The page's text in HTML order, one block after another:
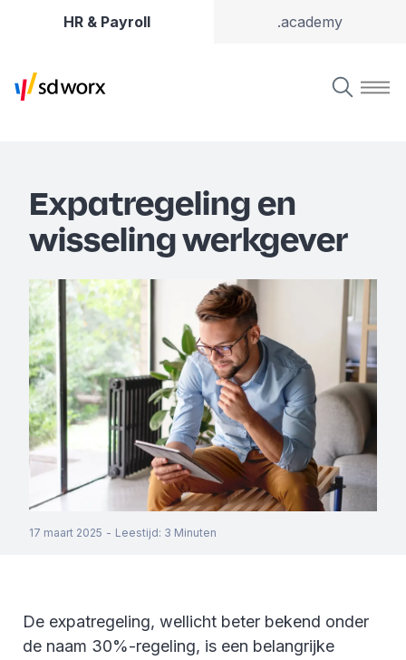
HR & Payroll .academy
Expatregeling en
wisseling werkgever
17 maart 2025 - Leestijd: 3 Minuten
De expatregeling, wellicht beter bekend onder
de naam 30%-regeling, is een belangrijke